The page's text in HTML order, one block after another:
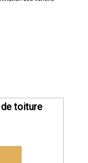
de toiture